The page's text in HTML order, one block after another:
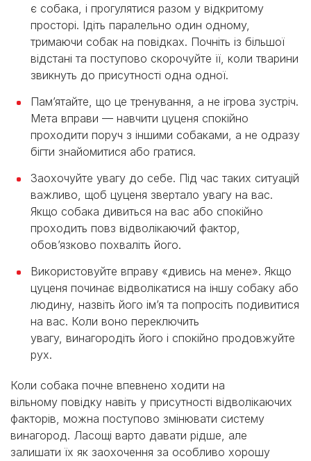
є собака, і прогулятися разом у відкритому
просторі. Ідіть паралельно один одному,
тримаючи собак на повідках. Почніть із більшої
відстані та поступово скорочуйте її, коли тварини
звикнуть до присутності одна одної.
Пам’ятайте, що це тренування, а не ігрова зустріч.
Мета вправи — навчити цуценя спокійно
проходити поруч з іншими собаками, а не одразу
бігти знайомитися або гратися.
Заохочуйте увагу до себе. Під час таких ситуацій
важливо, щоб цуценя звертало увагу на вас.
Якщо собака дивиться на вас або спокійно
проходить повз відволікаючий фактор,
обов’язково похваліть його.
Використовуйте вправу «дивись на мене». Якщо
цуценя починає відволікатися на іншу собаку або
людину, назвіть його ім’я та попросіть подивитися
на вас. Коли воно переключить
увагу, винагородіть його і спокійно продовжуйте
рух.
Коли собака почне впевнено ходити на
вільному повідку навіть у присутності відволікаючих
факторів, можна поступово змінювати систему
винагород. Ласощі варто давати рідше, але
залишати їх як заохочення за особливо хорошу